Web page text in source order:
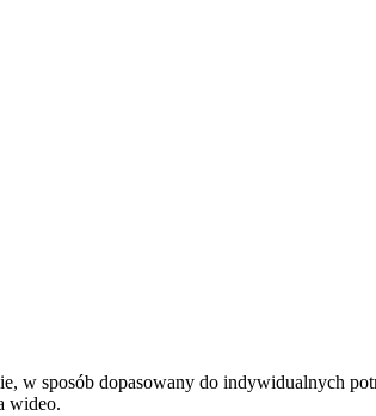
w sposób dopasowany do indywidualnych
wideo.